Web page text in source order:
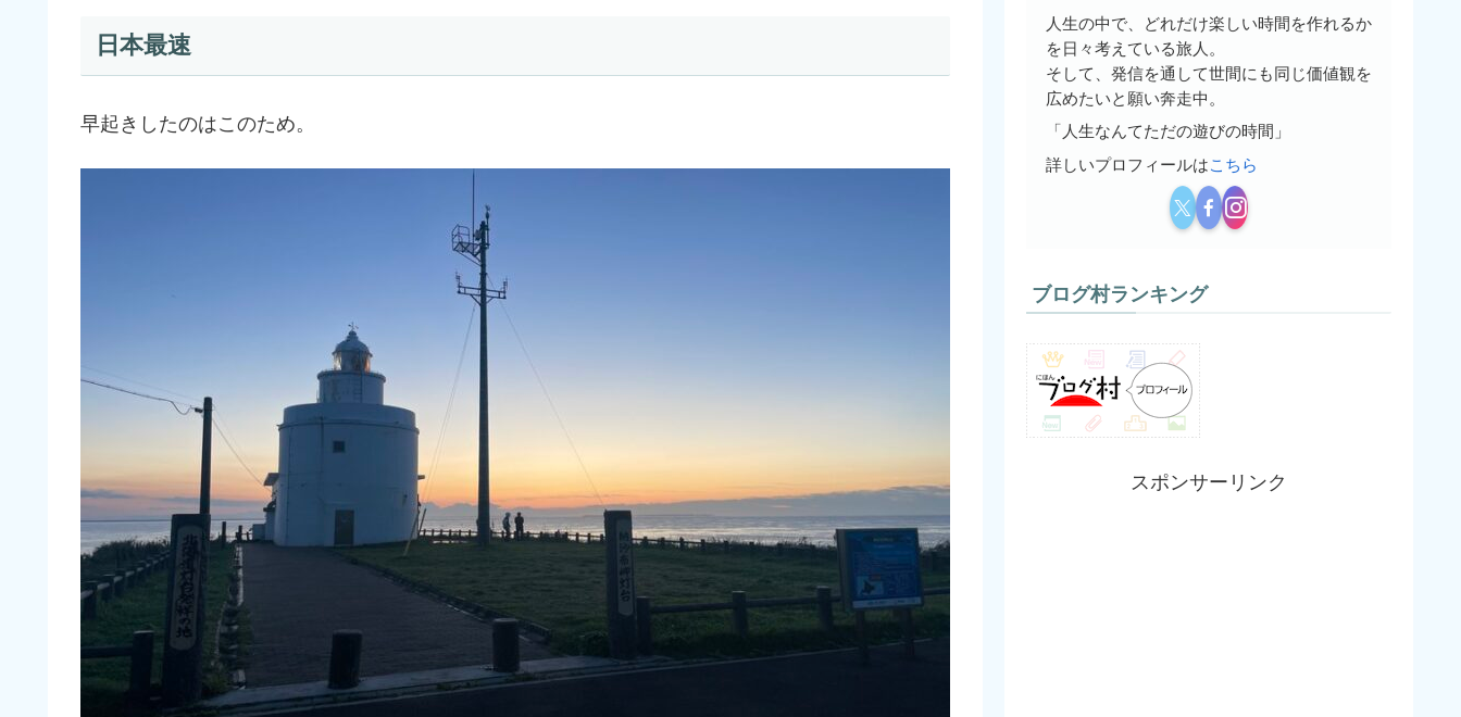
日本最速
早起きしたのはこのため。
人生の中で、どれだけ楽しい時間を作れるか
を日々考えている旅人。
そして、発信を通して世間にも同じ価値観を
広めたいと願い奔走中。
「人生なんてただの遊びの時間」
詳しいプロフィールはこちら
ブログ村ランキング
スポンサーリンク